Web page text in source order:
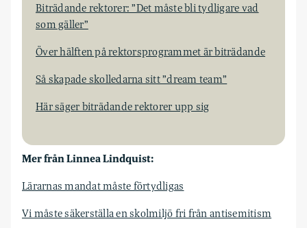
Biträdande rektorer: ”Det måste bli tydligare vad
som gäller”
Över hälften på rektorsprogrammet är biträdande
Så skapade skolledarna sitt ”dream team”
Här säger biträdande rektorer upp sig
Mer från Linnea Lindquist:
Lärarnas mandat måste förtydligas
Vi måste säkerställa en skolmiljö fri från antisemitism